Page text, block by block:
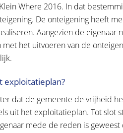
Where 2016. In dat
De onteigening heeft
Aangezien de eigenaar
het uitvoeren van de
exploitatieplan?
dat de gemeente de vrijheid
uit het exploitatieplan. Tot slot
mede de reden is